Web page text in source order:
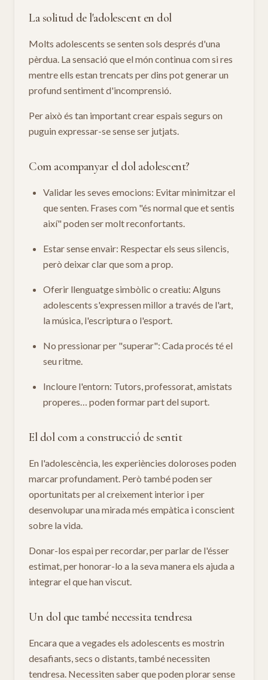
La solitud de l'adolescent en dol
Molts adolescents se senten sols després d'una
pèrdua. La sensació que el món continua com si res
mentre ells estan trencats per dins pot generar un
profund sentiment d'incomprensió.
Per això és tan important crear espais segurs on
puguin expressar-se sense ser jutjats.
Com acompanyar el dol adolescent?
Validar les seves emocions: Evitar minimitzar el
que senten. Frases com "és normal que et sentis
així" poden ser molt reconfortants.
Estar sense envair: Respectar els seus silencis,
però deixar clar que som a prop.
Oferir llenguatge simbòlic o creatiu: Alguns
adolescents s'expressen millor a través de l'art,
la música, l'escriptura o l'esport.
No pressionar per "superar": Cada procés té el
seu ritme.
Incloure l'entorn: Tutors, professorat, amistats
properes… poden formar part del suport.
El dol com a construcció de sentit
En l'adolescència, les experiències doloroses poden
marcar profundament. Però també poden ser
oportunitats per al creixement interior i per
desenvolupar una mirada més empàtica i conscient
sobre la vida.
Donar-los espai per recordar, per parlar de l'ésser
estimat, per honorar-lo a la seva manera els ajuda a
integrar el que han viscut.
Un dol que també necessita tendresa
Encara que a vegades els adolescents es mostrin
desafiants, secs o distants, també necessiten
tendresa. Necessiten saber que poden plorar sense